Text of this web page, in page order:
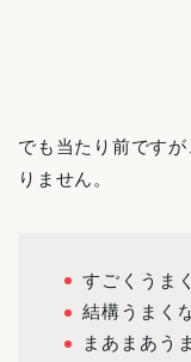
でも当たり前です
りません。
すごくうま
結構うまく
まあまあう